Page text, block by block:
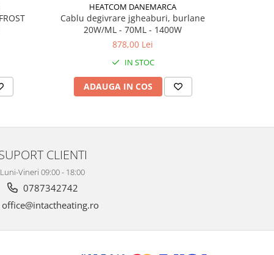
HEATCOM DANEMARCA
Cablu degivrare jgheaburi, burlane
20W/ML - 70ML - 1400W
878,00 Lei
IN STOC
ADAUGA IN COS
CLIENTI
Luni-Vineri 09:00 - 18:00
0787342742
office@intactheating.ro